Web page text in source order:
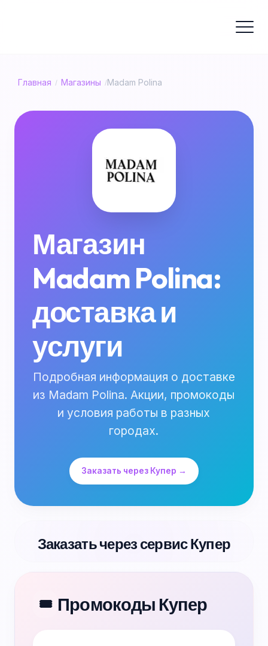
Главная / Магазины /Madam Polina
Магазин
Madam Polina:
доставка и
услуги
Подробная информация о доставке
из Madam Polina. Акции, промокоды
и условия работы в разных
городах.
Заказать через Купер →
Заказать через сервис Купер
🎟️ Промокоды Купер